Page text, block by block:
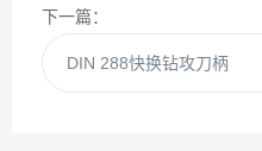
下一篇：
DIN 288快换钻攻刀柄